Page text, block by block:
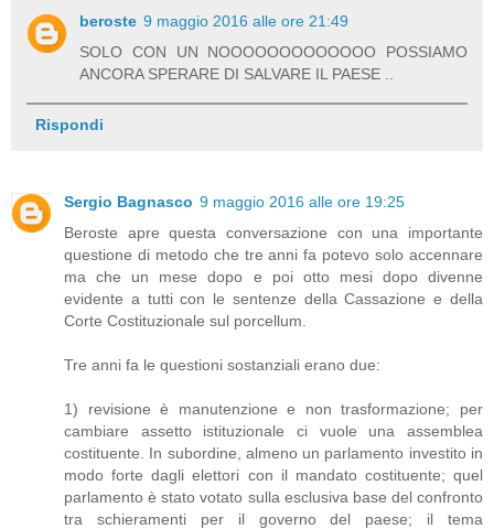
beroste 9 maggio 2016 alle ore 21:49
SOLO CON UN NOOOOOOOOOOOOO POSSIAMO
ANCORA SPERARE DI SALVARE IL PAESE ..
Rispondi
Sergio Bagnasco 9 maggio 2016 alle ore 19:25
Beroste apre questa conversazione con una importante
questione di metodo che tre anni fa potevo solo accennare
ma che un mese dopo e poi otto mesi dopo divenne
evidente a tutti con le sentenze della Cassazione e della
Corte Costituzionale sul porcellum.
Tre anni fa le questioni sostanziali erano due:
1) revisione è manutenzione e non trasformazione; per
cambiare assetto istituzionale ci vuole una assemblea
costituente. In subordine, almeno un parlamento investito in
modo forte dagli elettori con il mandato costituente; quel
parlamento è stato votato sulla esclusiva base del confronto
tra schieramenti per il governo del paese; il tema